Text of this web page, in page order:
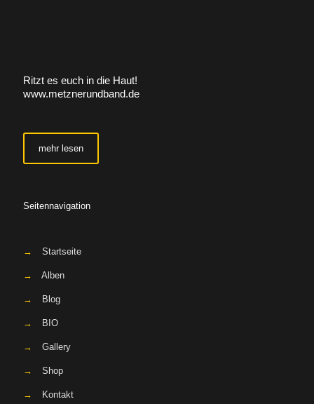
Ritzt es euch in die Haut!
www.metznerundband.de
mehr lesen
Seitennavigation
→ Startseite
→ Alben
→ Blog
→ BIO
→ Gallery
→ Shop
→ Kontakt